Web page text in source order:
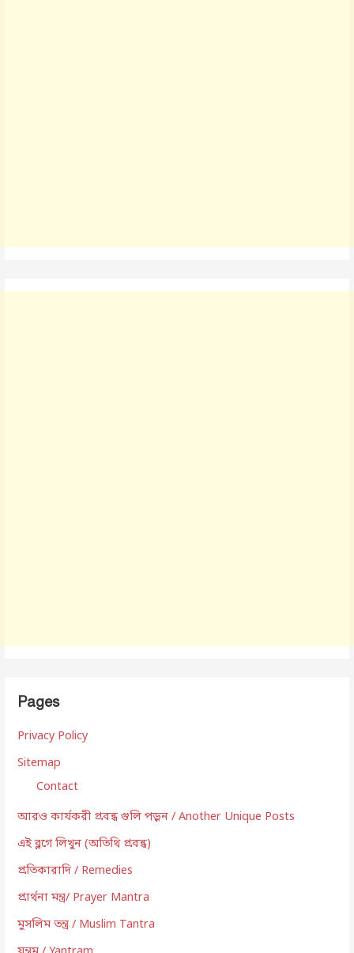
Pages
Privacy Policy
Sitemap
Contact
আরও কার্যকরী প্রবন্ধ গুলি পড়ুন / Another Unique Posts
এই ব্লগে লিখুন (অতিথি প্রবন্ধ)
প্রতিকারাদি / Remedies
প্রার্থনা মন্ত্র/ Prayer Mantra
মুসলিম তন্ত্র / Muslim Tantra